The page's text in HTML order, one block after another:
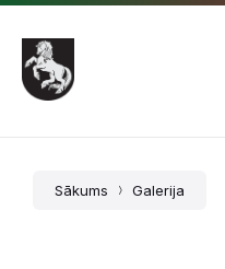
Pāriet
saturu
Skip
main
navigation
Skip
footer
Sākums Galerija